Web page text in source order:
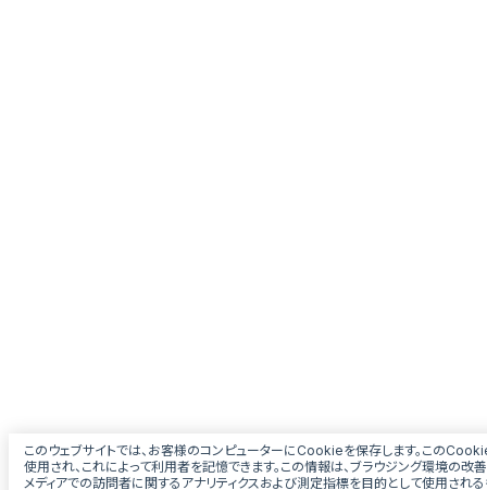
このウェブサイトでは、お客様のコンピューターにCookieを保存します。この
使用され、これによって利用者を記憶できます。この情報は、ブラウジング環境の改
メディアでの訪問者に関するアナリティクスおよび測定指標を目的として使用され